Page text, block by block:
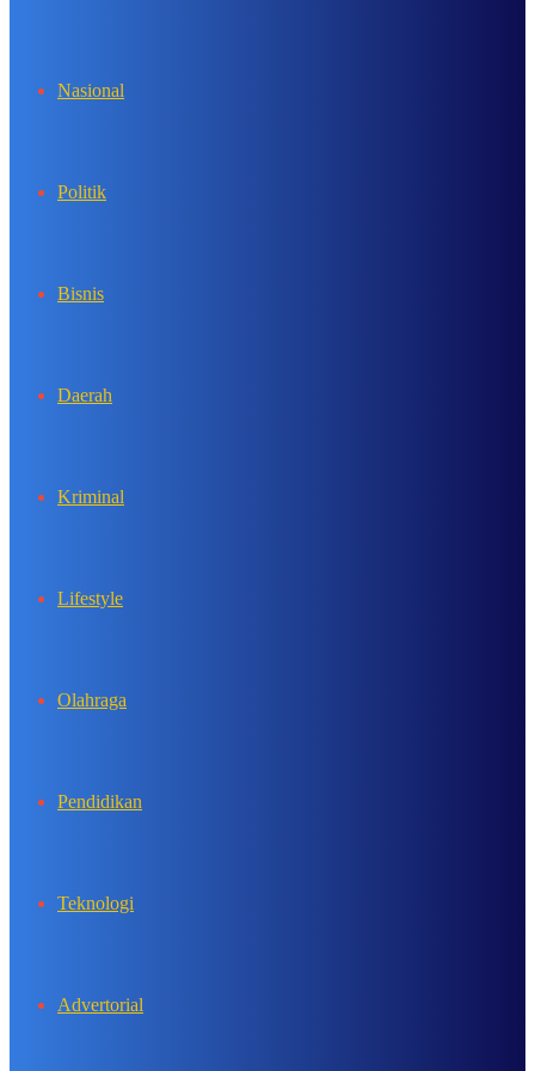
Nasional
Politik
Bisnis
Daerah
Kriminal
Lifestyle
Olahraga
Pendidikan
Teknologi
Advertorial